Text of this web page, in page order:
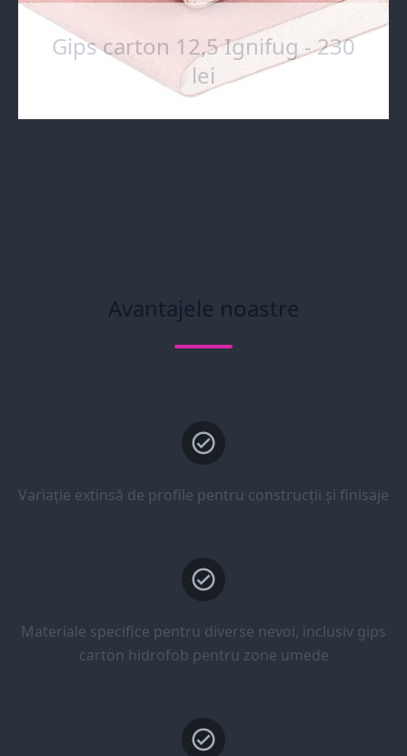
Gips carton 12,5 Ignifug - 230
lei
Avantajele noastre
Variație extinsă de profile pentru construcții și finisaje
Materiale specifice pentru diverse nevoi, inclusiv gips
carton hidrofob pentru zone umede